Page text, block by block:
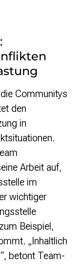
Communitys
den
in
Arbeit auf,
im
wichtiger
Beispiel,
„Inhaltlich
betont Team-